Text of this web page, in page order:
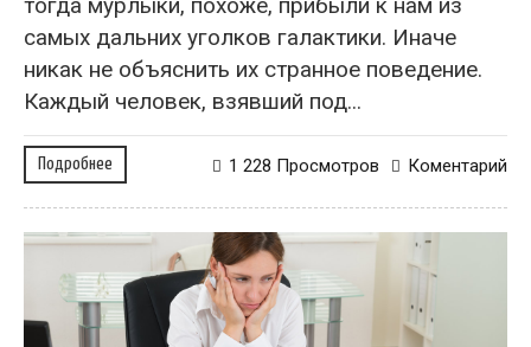
самых дальних уголков галактики. Иначе
никак не объяснить их странное поведение.
Каждый человек, взявший под...
Подробнее Коментарий
1 228 Просмотров